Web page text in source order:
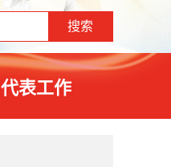
代表工作